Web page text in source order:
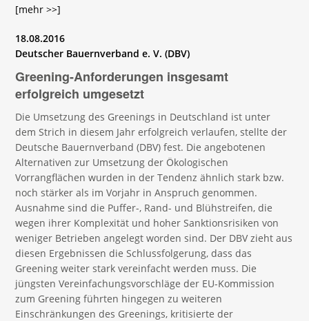
[mehr >>]
18.08.2016
Deutscher Bauernverband e. V. (DBV)
Greening-Anforderungen insgesamt
erfolgreich umgesetzt
Die Umsetzung des Greenings in Deutschland ist unter
dem Strich in diesem Jahr erfolgreich verlaufen, stellte der
Deutsche Bauernverband (DBV) fest. Die angebotenen
Alternativen zur Umsetzung der Ökologischen
Vorrangflächen wurden in der Tendenz ähnlich stark bzw.
noch stärker als im Vorjahr in Anspruch genommen.
Ausnahme sind die Puffer-, Rand- und Blühstreifen, die
wegen ihrer Komplexität und hoher Sanktionsrisiken von
weniger Betrieben angelegt worden sind. Der DBV zieht aus
diesen Ergebnissen die Schlussfolgerung, dass das
Greening weiter stark vereinfacht werden muss. Die
jüngsten Vereinfachungsvorschläge der EU-Kommission
zum Greening führten hingegen zu weiteren
Einschränkungen des Greenings, kritisierte der